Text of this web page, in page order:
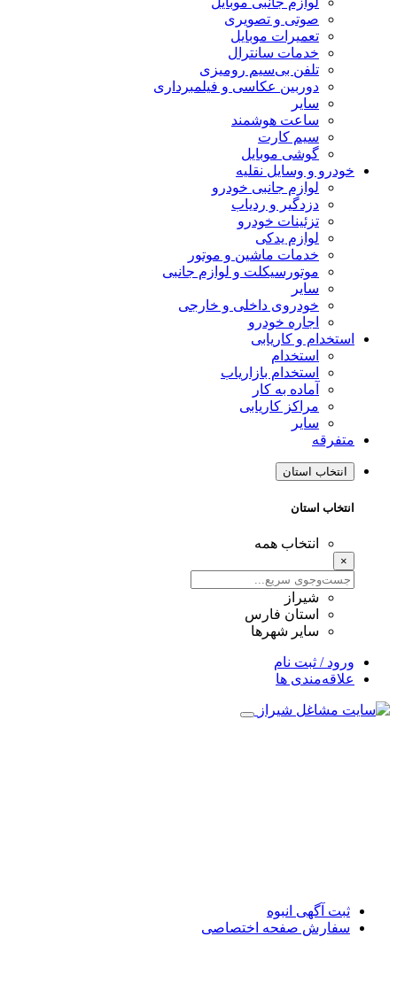
صوتی و تصویری
تعمیرات موبایل
خدمات سانترال
تلفن بی‌سیم رومیزی
دوربین عکاسی و فیلمبرداری
سایر
ساعت هوشمند
سیم کارت
گوشی موبایل
خودرو و وسایل نقلیه
لوازم جانبی خودرو
دزدگیر و ردیاب
تزئینات خودرو
لوازم یدکی
خدمات ماشین و موتور
موتورسیکلت و لوازم جانبی
سایر
خودروی داخلی و خارجی
اجاره خودرو
استخدام و کاریابی
استخدام
استخدام بازاریاب
آماده به کار
مراکز کاریابی
سایر
متفرقه
انتخاب استان
انتخاب استان
انتخاب همه
×
شیراز
استان فارس
سایر شهرها
ورود / ثبت نام
علاقه‌مندی ها
ثبت آگهی انبوه
سفارش صفحه اختصاصی